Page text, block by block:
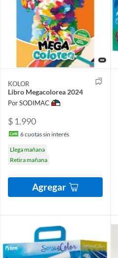
KOLOR
Libro Megacolorea 2024
Por SODIMAC
$ 1.990
6cuotas sin interés
Llega mañana
Retira mañana
Agregar